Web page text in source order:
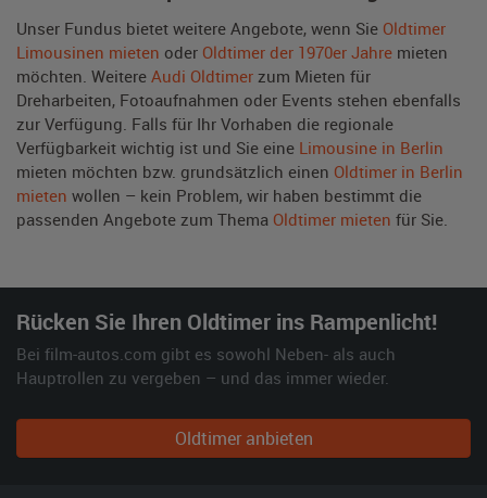
Unser Fundus bietet weitere Angebote, wenn Sie Oldtimer
Limousinen mieten oder Oldtimer der 1970er Jahre mieten
möchten. Weitere Audi Oldtimer zum Mieten für
Dreharbeiten, Fotoaufnahmen oder Events stehen ebenfalls
zur Verfügung. Falls für Ihr Vorhaben die regionale
Verfügbarkeit wichtig ist und Sie eine Limousine in Berlin
mieten möchten bzw. grundsätzlich einen Oldtimer in Berlin
mieten wollen – kein Problem, wir haben bestimmt die
passenden Angebote zum Thema Oldtimer mieten für Sie.
Rücken Sie Ihren Oldtimer ins Rampenlicht!
Bei film-autos.com gibt es sowohl Neben- als auch
Hauptrollen zu vergeben – und das immer wieder.
Oldtimer anbieten